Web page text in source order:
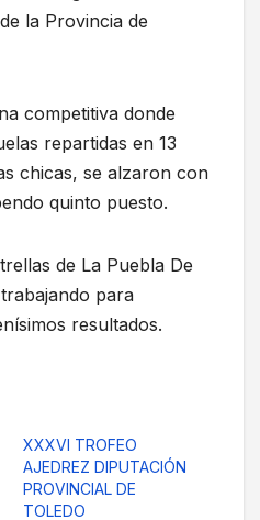
la Provincia de
competitiva donde
repartidas en 13
chicas, se alzaron con
quinto puesto.
de La Puebla De
para
resultados.
XXXVI TROFEO
AJEDREZ DIPUTACIÓN
PROVINCIAL DE
TOLEDO